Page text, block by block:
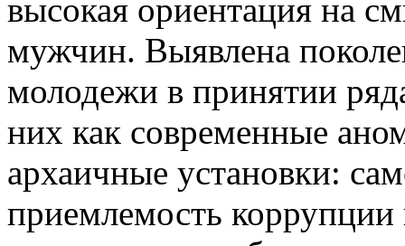
высокая ориентация на
мужчин. Выявлена
молодежи в принятии
них как современные
архаичные установки:
приемлемость